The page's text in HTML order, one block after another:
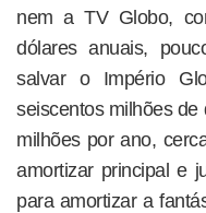
nem a TV Globo,
dólares anuais,
salvar o Império
seiscentos milhões
milhões por ano,
amortizar principal e
para amortizar a